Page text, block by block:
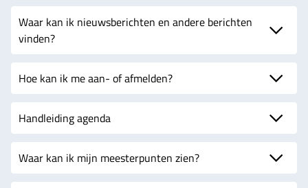
Waar kan ik nieuwsberichten en andere berichten
vinden?
Hoe kan ik me aan- of afmelden?
Handleiding agenda
Waar kan ik mijn meesterpunten zien?